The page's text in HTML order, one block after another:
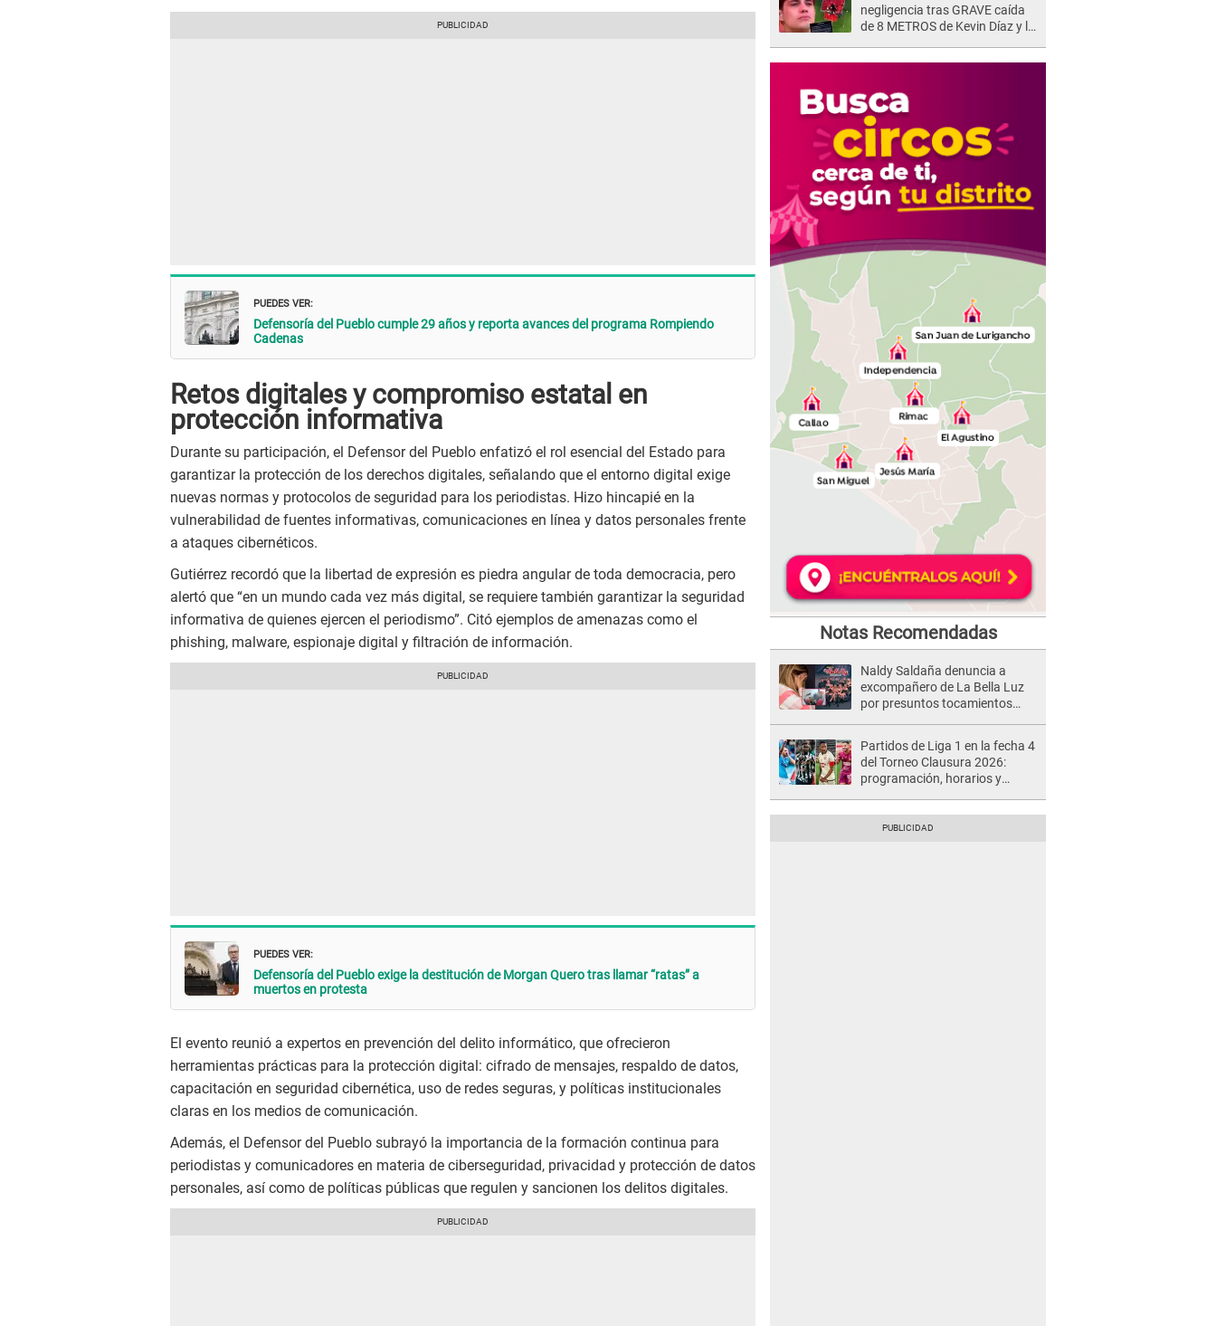
PUEDES VER:
Defensoría del Pueblo cumple 29 años y reporta avances del programa Rompiendo
Cadenas
Retos digitales y compromiso estatal en
protección informativa
Durante su participación, el Defensor del Pueblo enfatizó el rol esencial del Estado para
garantizar la protección de los derechos digitales, señalando que el entorno digital exige
nuevas normas y protocolos de seguridad para los periodistas. Hizo hincapié en la
vulnerabilidad de fuentes informativas, comunicaciones en línea y datos personales frente
a ataques cibernéticos.
Gutiérrez recordó que la libertad de expresión es piedra angular de toda democracia, pero
alertó que “en un mundo cada vez más digital, se requiere también garantizar la seguridad
informativa de quienes ejercen el periodismo”. Citó ejemplos de amenazas como el
phishing, malware, espionaje digital y filtración de información.
PUEDES VER:
Defensoría del Pueblo exige la destitución de Morgan Quero tras llamar “ratas” a
muertos en protesta
El evento reunió a expertos en prevención del delito informático, que ofrecieron
herramientas prácticas para la protección digital: cifrado de mensajes, respaldo de datos,
capacitación en seguridad cibernética, uso de redes seguras, y políticas institucionales
claras en los medios de comunicación.
Además, el Defensor del Pueblo subrayó la importancia de la formación continua para
periodistas y comunicadores en materia de ciberseguridad, privacidad y protección de datos
personales, así como de políticas públicas que regulen y sancionen los delitos digitales.
negligencia tras GRAVE caída
de 8 METROS de Kevin Díaz y lo
Notas Recomendadas
Naldy Saldaña denuncia a
excompañero de La Bella Luz
por presuntos tocamientos
Partidos de Liga 1 en la fecha 4
del Torneo Clausura 2026:
programación, horarios y